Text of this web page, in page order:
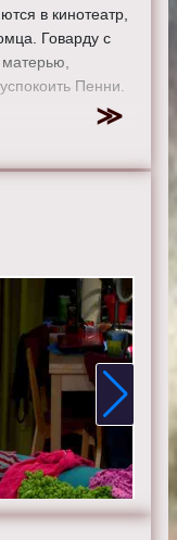
в кинотеатр,
Говарду с
Пенни.
Бялик, Мелисса
на сайте